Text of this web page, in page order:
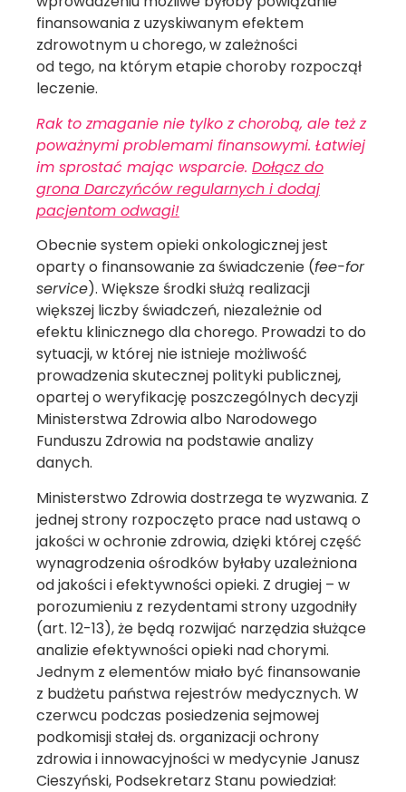
finansowania z uzyskiwanym efektem
zdrowotnym u chorego, w zależności
od tego, na którym etapie choroby rozpoczął
leczenie.
Rak to zmaganie nie tylko z chorobą, ale też z
poważnymi problemami finansowymi. Łatwiej
im sprostać mając wsparcie. Dołącz do
grona Darczyńców regularnych i dodaj
pacjentom odwagi!
Obecnie system opieki onkologicznej jest
oparty o finansowanie za świadczenie (fee-for
service). Większe środki służą realizacji
większej liczby świadczeń, niezależnie od
efektu klinicznego dla chorego. Prowadzi to do
sytuacji, w której nie istnieje możliwość
prowadzenia skutecznej polityki publicznej,
opartej o weryfikację poszczególnych decyzji
Ministerstwa Zdrowia albo Narodowego
Funduszu Zdrowia na podstawie analizy
danych.
Ministerstwo Zdrowia dostrzega te wyzwania. Z
jednej strony rozpoczęto prace nad ustawą o
jakości w ochronie zdrowia, dzięki której część
wynagrodzenia ośrodków byłaby uzależniona
od jakości i efektywności opieki. Z drugiej – w
porozumieniu z rezydentami strony uzgodniły
(art. 12-13), że będą rozwijać narzędzia służące
analizie efektywności opieki nad chorymi.
Jednym z elementów miało być finansowanie
z budżetu państwa rejestrów medycznych. W
czerwcu podczas posiedzenia sejmowej
podkomisji stałej ds. organizacji ochrony
zdrowia i innowacyjności w medycynie Janusz
Cieszyński, Podsekretarz Stanu powiedział: